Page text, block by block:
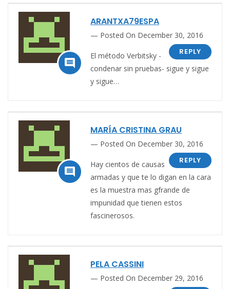

ARANTXA79ESPA
Posted On December 30, 2016
REPLY
El método Verbitsky -
condenar sin pruebas- sigue y sigue
y sigue…

MARÍA CRISTINA GRAU
Posted On December 30, 2016
REPLY
Hay cientos de causas
armadas y que te lo digan en la cara
es la muestra mas gfrande de
impunidad que tienen estos
fascinerosos.
PELA CASSINI
Posted On December 29, 2016